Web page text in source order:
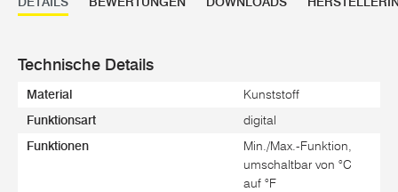
Technische Details
Material Kunststoff
Funktionsart digital
Funktionen
Min./Max.-Funktion,
umschaltbar von °C
auf °F